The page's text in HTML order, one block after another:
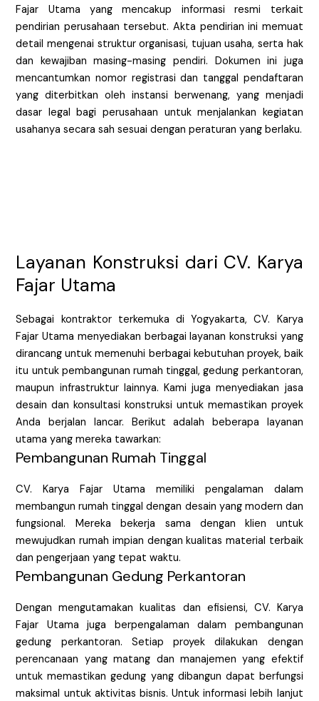
Fajar Utama yang mencakup informasi resmi terkait
pendirian perusahaan tersebut. Akta pendirian ini memuat
detail mengenai struktur organisasi, tujuan usaha, serta hak
dan kewajiban masing-masing pendiri. Dokumen ini juga
mencantumkan nomor registrasi dan tanggal pendaftaran
yang diterbitkan oleh instansi berwenang, yang menjadi
dasar legal bagi perusahaan untuk menjalankan kegiatan
usahanya secara sah sesuai dengan peraturan yang berlaku.
Layanan Konstruksi dari CV. Karya
Fajar Utama
Sebagai kontraktor terkemuka di Yogyakarta, CV. Karya
Fajar Utama menyediakan berbagai layanan konstruksi yang
dirancang untuk memenuhi berbagai kebutuhan proyek, baik
itu untuk pembangunan rumah tinggal, gedung perkantoran,
maupun infrastruktur lainnya. Kami juga menyediakan jasa
desain dan konsultasi konstruksi untuk memastikan proyek
Anda berjalan lancar. Berikut adalah beberapa layanan
utama yang mereka tawarkan:
Pembangunan Rumah Tinggal
CV. Karya Fajar Utama memiliki pengalaman dalam
membangun rumah tinggal dengan desain yang modern dan
fungsional. Mereka bekerja sama dengan klien untuk
mewujudkan rumah impian dengan kualitas material terbaik
dan pengerjaan yang tepat waktu.
Pembangunan Gedung Perkantoran
Dengan mengutamakan kualitas dan efisiensi, CV. Karya
Fajar Utama juga berpengalaman dalam pembangunan
gedung perkantoran. Setiap proyek dilakukan dengan
perencanaan yang matang dan manajemen yang efektif
untuk memastikan gedung yang dibangun dapat berfungsi
maksimal untuk aktivitas bisnis. Untuk informasi lebih lanjut